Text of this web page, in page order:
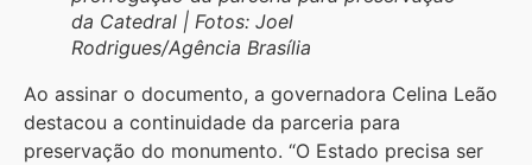
da Catedral | Fotos: Joel
Rodrigues/Agência Brasília
Ao assinar o documento, a governadora Celina Leão
destacou a continuidade da parceria para
preservação do monumento. “O Estado precisa ser